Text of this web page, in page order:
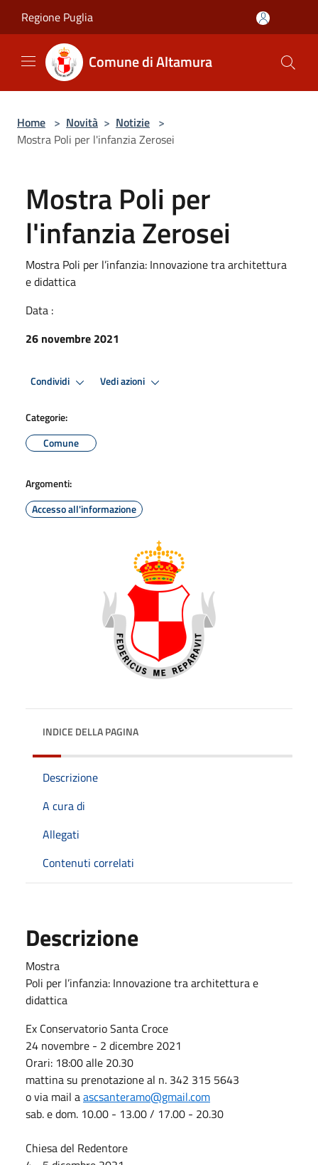
Regione Puglia
Comune di Altamura
Home > Novità > Notizie >
Mostra Poli per l'infanzia Zerosei
Mostra Poli per
l'infanzia Zerosei
Mostra Poli per l’infanzia: Innovazione tra architettura
e didattica
Data :
26 novembre 2021
Condividi Vedi azioni
Categorie:
Comune
Argomenti:
Accesso all'informazione
INDICE DELLA PAGINA
Descrizione
A cura di
Allegati
Contenuti correlati
Descrizione
Mostra
Poli per l’infanzia: Innovazione tra architettura e
didattica
Ex Conservatorio Santa Croce
24 novembre - 2 dicembre 2021
Orari: 18:00 alle 20.30
mattina su prenotazione al n. 342 315 5643
o via mail aascsanteramo@gmail.com
sab. e dom. 10.00 - 13.00 / 17.00 - 20.30
Chiesa del Redentore